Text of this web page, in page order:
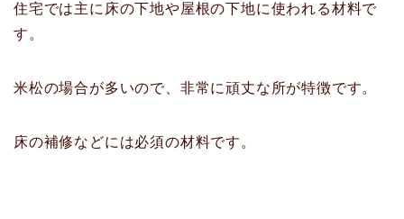
住宅では主に床の下地や屋根の下地に使われる材料で
す。
米松の場合が多いので、非常に頑丈な所が特徴です。
床の補修などには必須の材料です。